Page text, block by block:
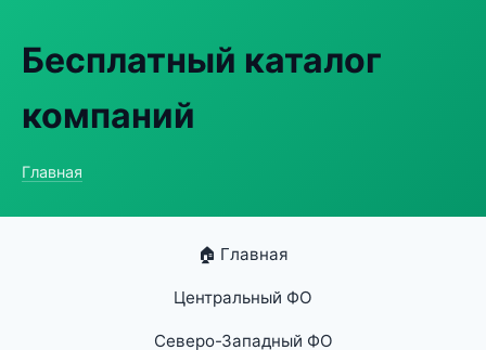
Бесплатный каталог
компаний
Главная
🏠 Главная
Центральный ФО
Северо-Западный ФО